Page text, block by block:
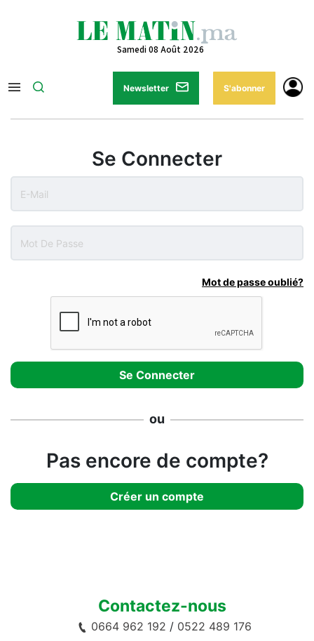
Samedi 08 Août 2026
Newsletter S'abonner
Se Connecter
Mot de passe oublié?
ou
Pas encore de compte?
Créer un compte
Contactez-nous
0664 962 192 / 0522 489 176